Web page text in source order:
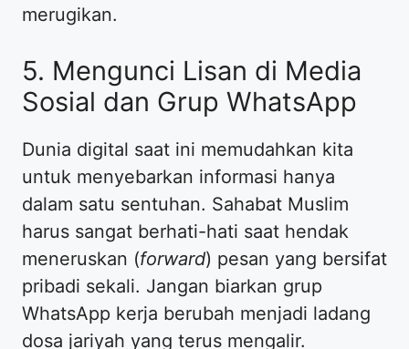
merugikan.
5. Mengunci Lisan di Media
Sosial dan Grup WhatsApp
Dunia digital saat ini memudahkan kita
untuk menyebarkan informasi hanya
dalam satu sentuhan. Sahabat Muslim
harus sangat berhati-hati saat hendak
meneruskan (forward) pesan yang bersifat
pribadi sekali. Jangan biarkan grup
WhatsApp kerja berubah menjadi ladang
dosa jariyah yang terus mengalir.